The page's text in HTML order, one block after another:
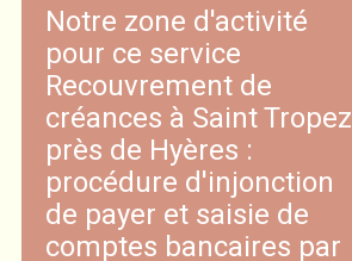
Notre zone d'activité
pour ce service
Recouvrement de
créances à Saint Tropez
près de Hyères :
procédure d'injonction
de payer et saisie de
comptes bancaires par